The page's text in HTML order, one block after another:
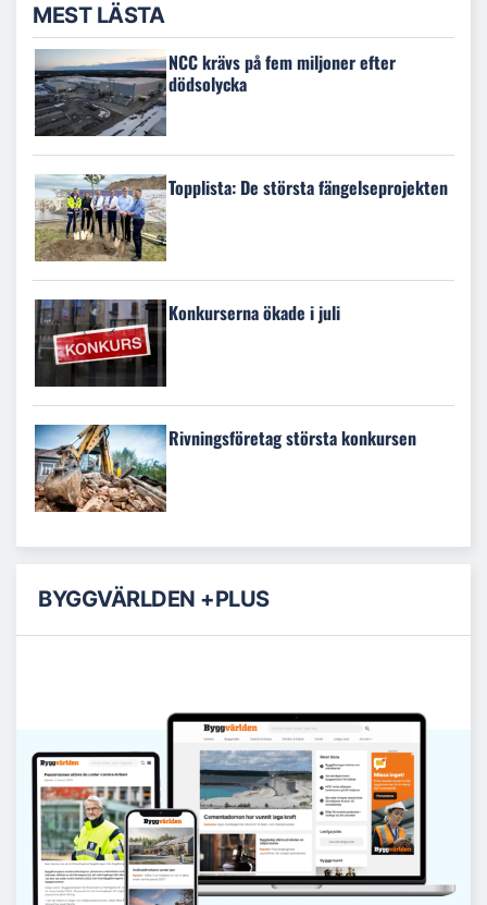
MEST LÄSTA
NCC krävs på fem miljoner efter
dödsolycka
Topplista: De största fängelseprojekten
Konkurserna ökade i juli
Rivningsföretag största konkursen
BYGGVÄRLDEN +PLUS